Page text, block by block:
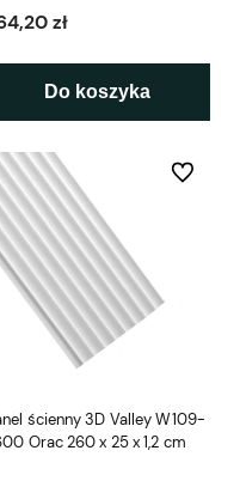
zł
Do koszyka
ścienny 3D Valley W109-
Orac 260 x 25 x 1,2 cm
Do